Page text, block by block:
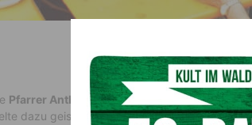
Pfarrer Anthony Valiaparambil mit dem
dazu geistliche Weisen. Im Anschluss